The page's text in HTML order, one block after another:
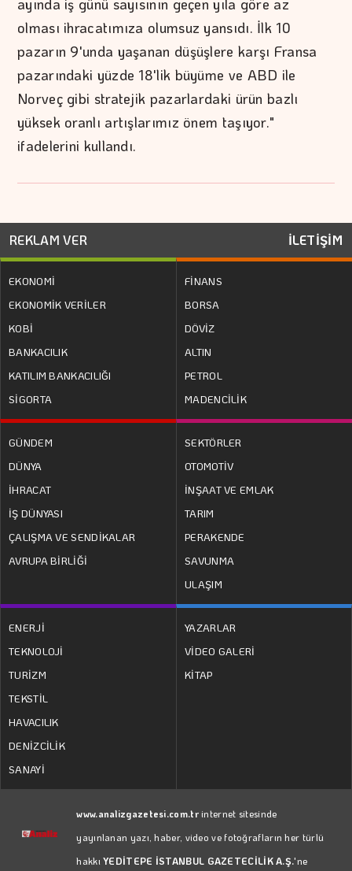
olması ihracatımıza olumsuz yansıdı. İlk 10
pazarın 9'unda yaşanan düşüşlere karşı Fransa
pazarındaki yüzde 18'lik büyüme ve ABD ile
Norveç gibi stratejik pazarlardaki ürün bazlı
yüksek oranlı artışlarımız önem taşıyor."
ifadelerini kullandı.
REKLAM VER İLETİŞİM
EKONOMİ
EKONOMİK VERİLER
KOBİ
BANKACILIK
KATILIM BANKACILIĞI
SİGORTA
FİNANS
BORSA
DÖVİZ
ALTIN
PETROL
MADENCİLİK
GÜNDEM
DÜNYA
İHRACAT
İŞ DÜNYASI
ÇALIŞMA VE SENDİKALAR
AVRUPA BİRLİĞİ
SEKTÖRLER
OTOMOTİV
İNŞAAT VE EMLAK
TARIM
PERAKENDE
SAVUNMA
ULAŞIM
ENERJİ
TEKNOLOJİ
TURİZM
TEKSTİL
HAVACILIK
DENİZCİLİK
SANAYİ
YAZARLAR
VİDEO GALERİ
KİTAP
www.analizgazetesi.com.trinternet sitesinde
yayınlanan yazı, haber, video ve fotoğrafların her türlü
hakkıYEDİTEPE İSTANBUL GAZETECİLİK A.Ş.'ne